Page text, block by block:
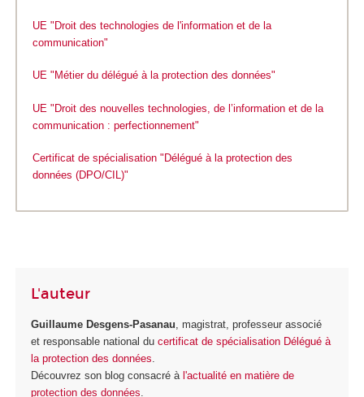
UE "Droit des technologies de l'information et de la
communication"
UE "Métier du délégué à la protection des données"
UE "Droit des nouvelles technologies, de l’information et de la
communication : perfectionnement"
Certificat de spécialisation "Délégué à la protection des
données (DPO/CIL)"
L'auteur
Guillaume Desgens-Pasanau , magistrat, professeur associé
et responsable national du certificat de spécialisation Délégué à
la protection des données
Découvrez son blog consacré à l'actualité en matière de
protection des données